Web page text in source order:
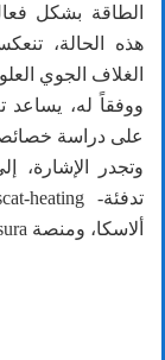
الطاقة بشكل
هذه الحالة،
الغلاف الجوي
ووفقاً له، يساعد
على دراسة
وتجدر الإشارة،
ألاسكا، ومنصة sura في مقاطعة نيجني نوفغورود الروسية.